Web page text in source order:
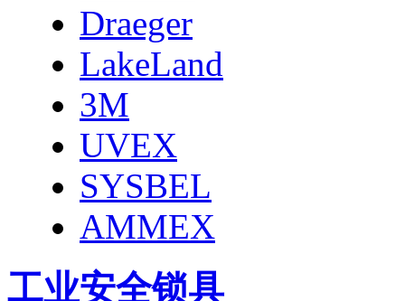
Draeger
LakeLand
3M
UVEX
SYSBEL
AMMEX
工业安全锁具